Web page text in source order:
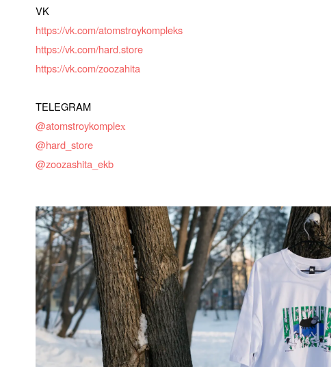
VK
https://vk.com/atomstroykompleks
https://vk.com/hard.store
https://vk.com/zoozahita
TELEGRAM
@atomstroykompleх
@hard_store
@zoozashita_ekb